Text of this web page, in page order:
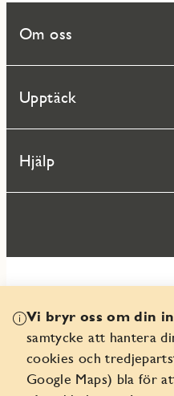
Vi bryr oss om din
samtycke att hantera
cookies och
Google Maps) bla för
Om oss
Upptäck
Hjälp
© 2026